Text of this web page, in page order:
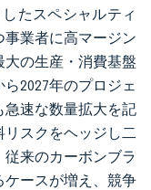
たスペシャルティ
業者に高マージン
の生産・消費基盤
2027年のプロジェ
急速な数量拡大を記
スクをヘッジし二
来のカーボンブラ
ケースが増え、競争